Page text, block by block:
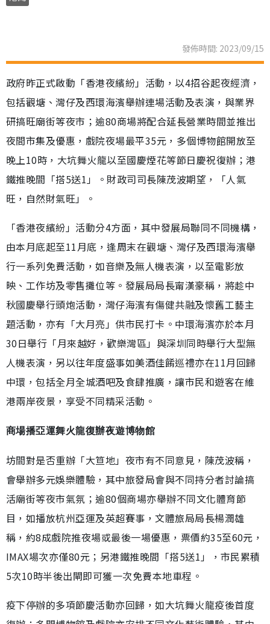
發佈時間: 2023/09/15
政府昨正式啟動「香港夜繽紛」活動，以4招谷起夜經濟，
包括觀塘、灣仔及西環海濱舉辦連場活動及表演，與業界
研搞旺廟街等夜市；逾80商場將配合延長營業時間並推出
夜間市集及優惠，戲院夜場最平35元，多個博物館開放至
晚上10時，大坑舞火龍以至國慶煙花等節日慶祝復辦；港
鐵推晚間「搭5送1」。財政司司長陳茂波期望，「人氣
旺，自然財氣旺」。
「香港夜繽紛」活動分4方面，其中發展局聯同不同機構，
由本月底起至11月底，逢周末在觀塘、灣仔及西環海濱舉
行一系列免費活動，如音樂及無人機表演，以至電影放
映、工作坊及零售攤位等。發展局局長甯漢豪稱，將趁中
秋國慶舉行頭炮活動，灣仔海濱有傷健共融及懷舊工藝主
題活動，亦有「大月亮」供市民打卡。中環海濱亦於本月
30日舉行「月來越好，歡樂灣區」與深圳同時舉行大型無
人機表演，另以往年度盛事如美酒佳餚巡禮亦在11月回歸
中環，包括全月全城酒吧及食肆推廣，讓市民和遊客在維
港兩岸夜景，享受不同精采活動。
商場播亞運舞火龍復辦夜遊博物館
坊間對是否重辦「大笪地」夜市有不同意見，陳茂波稱，
會舉辦多元娛樂體驗，其中旅發局會與不同持分者討論搞
活廟街等夜市氣氛；逾80個商場亦舉辦不同文化體育節
目，如播放杭州亞運及英超賽事，文體旅局局長楊潤雄
稱，約8成戲院推夜場或最後一場優惠，票價約35至60元，
IMAX場次亦僅80元；另港鐵推晚間「搭5送1」，市民累積
5次10時半後出閘即可獲一次免費本地車程。
疫下停辦的多項節慶活動亦回歸，如大坑舞火龍疫後首度